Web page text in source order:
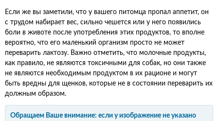
Если же вы заметили, что у вашего питомца пропал аппетит, он
с трудом набирает вес, сильно чешется или у него появились
боли в животе после употребления этих продуктов, то вполне
вероятно, что его маленький организм просто не может
переварить лактозу. Важно отметить, что молочные продукты,
как правило, не являются токсичными для собак, но они также
не являются необходимым продуктом в их рационе и могут
быть вредны для щенков, которые не в состоянии переварить их
должным образом.
Обращаем Ваше внимание: если у изображение не указано